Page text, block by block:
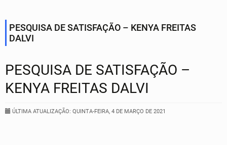
PESQUISA DE SATISFAÇÃO – KENYA FREITAS
DALVI
PESQUISA DE SATISFAÇÃO –
KENYA FREITAS DALVI
ÚLTIMA ATUALIZAÇÃO: QUINTA-FEIRA, 4 DE MARÇO DE 2021